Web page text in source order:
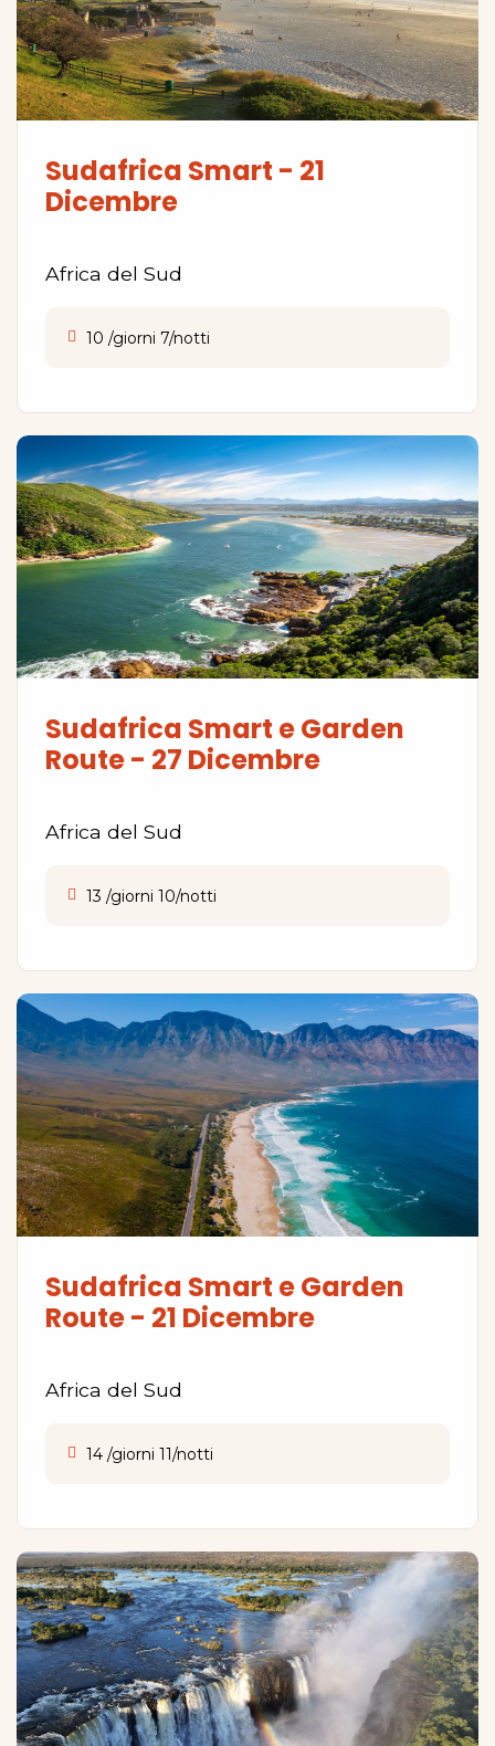
Sudafrica Smart - 21
Dicembre
Africa del Sud
10 /giorni 7/notti
Sudafrica Smart e Garden
Route - 27 Dicembre
Africa del Sud
13 /giorni 10/notti
Sudafrica Smart e Garden
Route - 21 Dicembre
Africa del Sud
14 /giorni 11/notti